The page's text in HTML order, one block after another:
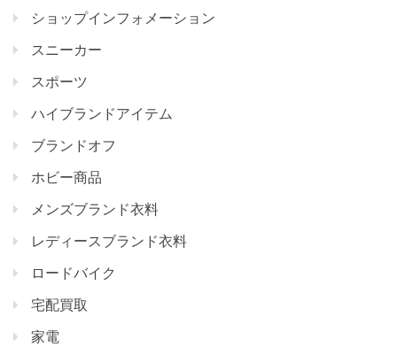
ショップインフォメーション
スニーカー
スポーツ
ハイブランドアイテム
ブランドオフ
ホビー商品
メンズブランド衣料
レディースブランド衣料
ロードバイク
宅配買取
家電